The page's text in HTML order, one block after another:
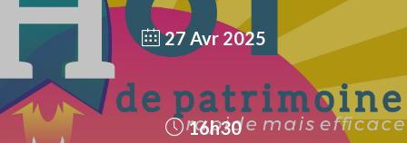
27 Avr 2025
16h30